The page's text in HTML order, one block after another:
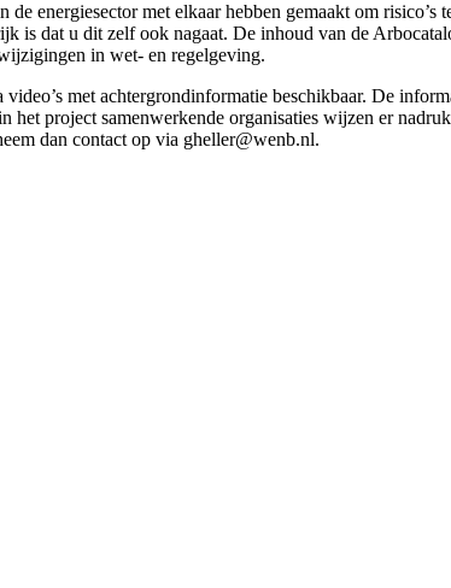
de energiesector met elkaar hebben gemaakt om
is dat u dit zelf ook nagaat. De inhoud van de
in wet- en regelgeving.
met achtergrondinformatie beschikbaar. De
project samenwerkende organisaties wijzen er
dan contact op via gheller@wenb.nl.